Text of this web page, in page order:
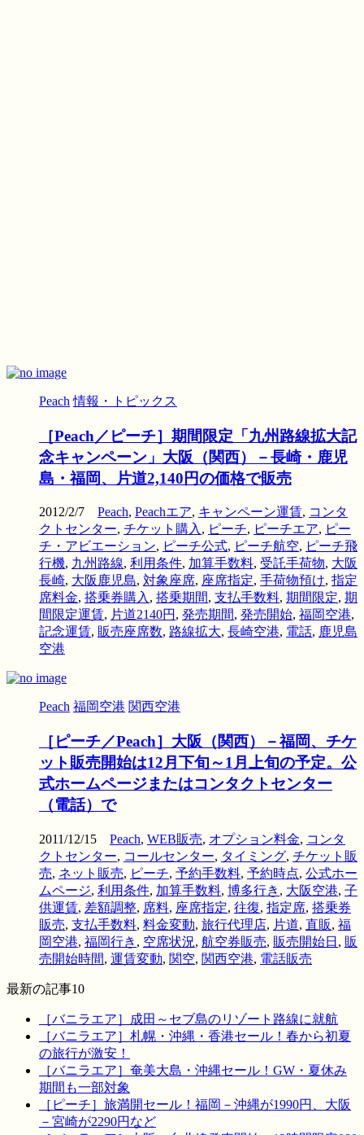
Peach 情報・トピックス
［Peach／ピーチ］期間限定「九州路線拡大記
念キャンペーン」大阪（関西）－長崎・鹿児
島・福岡、片道2,140円の価格で販売
2012/2/7 Peach, Peachエア, キャンペーン運賃, コンタ
クトセンター, チケット購入 , ピーチ, ピーチエア, ピー
チ・アビエーション, ピーチ公式, ピーチ航空, ピーチ飛
行機, 九州路線, 利用条件, 加算手数料, 受託手荷物, 大阪
長崎, 大阪鹿児島, 対象座席, 座席指定, 手荷物預け, 指定
席料金, 搭乗券購入 , 搭乗期間, 支払手数料, 期間限定, 期
間限定運賃, 片道2140円 , 発売期間, 発売開始, 福岡空港,
記念運賃, 販売座席数, 路線拡大, 長崎空港, 電話, 鹿児島
空港
Peach 福岡空港 関西空港
［ピーチ／Peach］大阪（関西）－福岡、チケ
ット販売開始は12月下旬～1月上旬の予定。公
式ホームページまたはコンタクトセンター
（電話）で
2011/12/15 Peach, WEB販売, オプション料金, コンタ
クトセンター, コールセンター, タイミング, チケット販
売, ネット販売, ピーチ, 予約手数料, 予約時点, 公式ホー
ムページ, 利用条件, 加算手数料, 博多行き , 大阪空港, 子
供運賃, 差額調整, 席料, 座席指定, 往復, 指定席, 搭乗券
販売, 支払手数料, 料金変動, 旅行代理店, 片道, 直販, 福
岡空港, 福岡行き , 空席状況, 航空券販売, 販売開始日 , 販
売開始時間, 運賃変動, 関空, 関西空港, 電話販売
最新の記事10
［バニラエア］成田～セブ島のリゾート路線に就航
［バニラエア］札幌・沖縄・香港セール！春から初夏
の旅行が激安！
［バニラエア］奄美大島・沖縄セール！GW・夏休み
期間も一部対象
［ピーチ］旅満開セール！福岡－沖縄が1990円、大阪
－宮崎が2290円など